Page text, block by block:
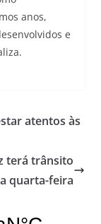
anos,
e
atentos às
terá trânsito
quarta-feira